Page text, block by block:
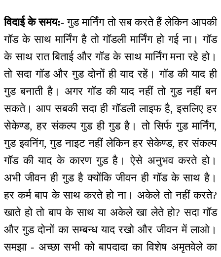
विदाई के समय:- गुड मार्निंग तो सब करते हैं लेकिन आपकी
गॉड के साथ मार्निंग है तो गॉडली मार्निंग हो गई ना। गॉड
के साथ रात बिताई और गॉड के साथ मार्निंग मना रहे हो।
तो सदा गॉड और गुड दोनों ही याद रहें। गॉड की याद ही
गुड बनाती है। अगर गॉड की याद नहीं तो गुड नहीं बन
सकते। आप सबकी सदा ही गॉडली लाइफ है, इसलिए हर
सेकेण्ड, हर संकल्प गुड ही गुड है। तो सिर्फ गुड मार्निंग,
गुड इवनिंग, गुड नाइट नहीं लेकिन हर सेकेण्ड, हर संकल्प
गॉड की याद के कारण गुड है। ऐसे अनुभव करते हो।
अभी जीवन ही गुड है क्योंकि जीवन ही गॉड के साथ है।
हर कर्म बाप के साथ करते हो ना। अकेले तो नहीं करते?
खाते हो तो बाप के साथ या अकेले खा लेते हो? सदा गॉड
और गुड दोनों का सम्बन्ध याद रखो और जीवन में लाओ।
समझा - अच्छा सभी को बापदादा का विशेष अमृतवेले का